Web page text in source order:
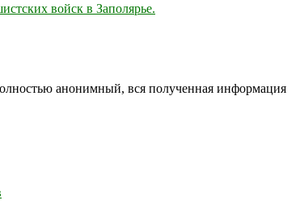
войск в Заполярье.
анонимный, вся полученная информация